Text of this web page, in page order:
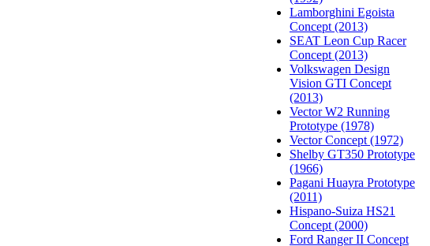
Lamborghini Egoista
Concept (2013)
SEAT Leon Cup Racer
Concept (2013)
Volkswagen Design
Vision GTI Concept
(2013)
Vector W2 Running
Prototype (1978)
Vector Concept (1972)
Shelby GT350 Prototype
(1966)
Pagani Huayra Prototype
(2011)
Hispano-Suiza HS21
Concept (2000)
Ford Ranger II Concept